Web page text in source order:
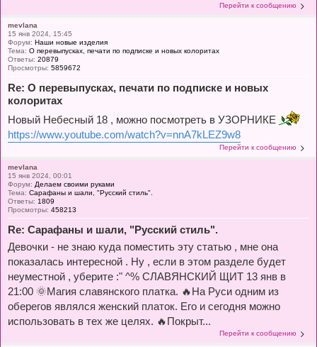
Перейти к сообщению
mevlana
15 янв 2024, 15:45
Форум: Наши новые изделия
Тема: О перевыпусках, печати по подписке и новых колоритах
Ответы: 20879
Просмотры: 5859672
Re: О перевыпусках, печати по подписке и новых
колоритах
Новый Небесный 18 , можно посмотреть в УЗОРНИКЕ
https://www.youtube.com/watch?v=nnA7kLEZ9w8
Перейти к сообщению
mevlana
15 янв 2024, 00:01
Форум: Делаем своими руками
Тема: Сарафаны и шали, "Русский стиль".
Ответы: 1809
Просмотры: 458213
Re: Сарафаны и шали, "Русский стиль".
Девочки - не знаю куда поместить эту статью , мне она
показалась интересной . Ну , если в этом разделе будет
неуместной , уберите :" ^% СЛАВЯНСКИЙ ЩИТ 13 янв в
21:00 🌞Магия славянского платка. 🔥На Руси одним из
оберегов являлся женский платок. Его и сегодня можно
использовать в тех же целях. 🔥Покрыт...
Перейти к сообщению